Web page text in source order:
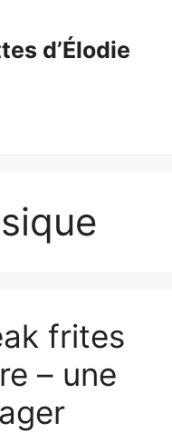
d’Élodie
frites
– une